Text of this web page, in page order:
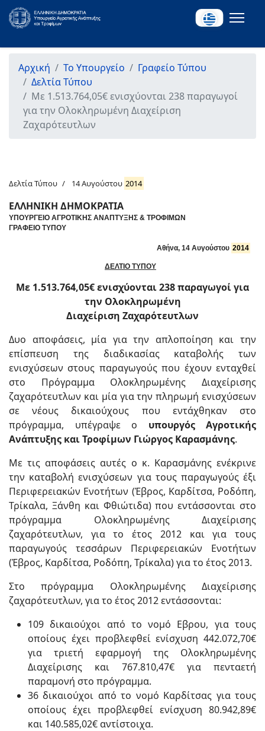
Αρχική Το Υπουργείο
Γραφείο Τύπου
Δελτία Τύπου
Με 1.513.764,05€ ενισχύονται 238 παραγωγοί
για την Ολοκληρωμένη Διαχείριση
Ζαχαρότευτλων
Δελτία Τύπου 14 Αυγούστου 2014
ΕΛΛΗΝΙΚΗ ΔΗΜΟΚΡΑΤΙΑ
ΥΠΟΥΡΓΕΙΟ ΑΓΡΟΤΙΚΗΣ ΑΝΑΠΤΥΞΗΣ & ΤΡΟΦΙΜΩΝ
ΓΡΑΦΕΙΟ ΤΥΠΟΥ
Αθήνα, 14 Αυγούστου 2014
ΔΕΛΤΙΟ ΤΥΠΟΥ
Με 1.513.764,05€ ενισχύονται 238 παραγωγοί για
την Ολοκληρωμένη
Διαχείριση Ζαχαρότευτλων
Δυο αποφάσεις, μία για την απλοποίηση και την
επίσπευση της διαδικασίας καταβολής των
ενισχύσεων στους παραγωγούς που έχουν ενταχθεί
στo Πρόγραμμα Ολοκληρωμένης Διαχείρισης
ζαχαρότευτλων και μία για την πληρωμή ενισχύσεων
σε νέους δικαιούχους που εντάχθηκαν στο
πρόγραμμα, υπέγραψε ο υπουργός Αγροτικής
Ανάπτυξης και Τροφίμων Γιώργος Καρασμάνης.
Με τις αποφάσεις αυτές ο κ. Καρασμάνης ενέκρινε
την καταβολή ενισχύσεων για τους παραγωγούς έξι
Περιφερειακών Ενοτήτων (Έβρος, Καρδίτσα, Ροδόπη,
Τρίκαλα, Ξάνθη και Φθιώτιδα) που εντάσσονται στο
πρόγραμμα Ολοκληρωμένης Διαχείρισης
ζαχαρότευτλων, για το έτος 2012 και για τους
παραγωγούς τεσσάρων Περιφερειακών Ενοτήτων
(Έβρος, Καρδίτσα, Ροδόπη, Τρίκαλα) για το έτος 2013.
Στο πρόγραμμα Ολοκληρωμένης Διαχείρισης
ζαχαρότευτλων, για το έτος 2012 εντάσσονται:
109 δικαιούχοι από το νομό Εβρου, για τους
οποίους έχει προβλεφθεί ενίσχυση 442.072,70€
για τριετή εφαρμογή της Ολοκληρωμένης
Διαχείρισης και 767.810,47€ για πενταετή
παραμονή στο πρόγραμμα.
36 δικαιούχοι από το νομό Καρδίτσας για τους
οποίους έχει προβλεφθεί ενίσχυση 80.942,89€
και 140.585,02€ αντίστοιχα.